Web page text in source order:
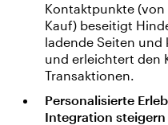
Kontaktpunkte
Kauf) beseitigt
ladende Seiten
und erleichtert den
Transaktionen.
Personalisierte
Integration